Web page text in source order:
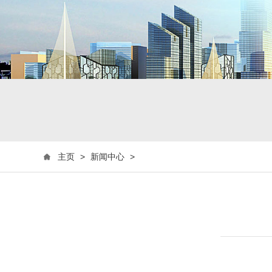
主页 > 新闻中心 >